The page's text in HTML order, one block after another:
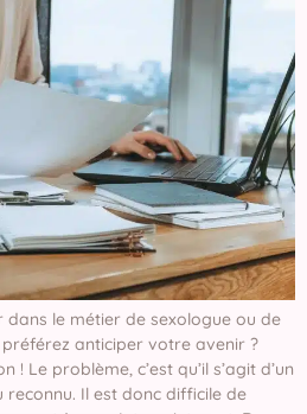
dans le métier de sexologue ou de
anticiper votre avenir ?
Le problème, c’est qu’il s’agit d’un
Il est donc difficile de